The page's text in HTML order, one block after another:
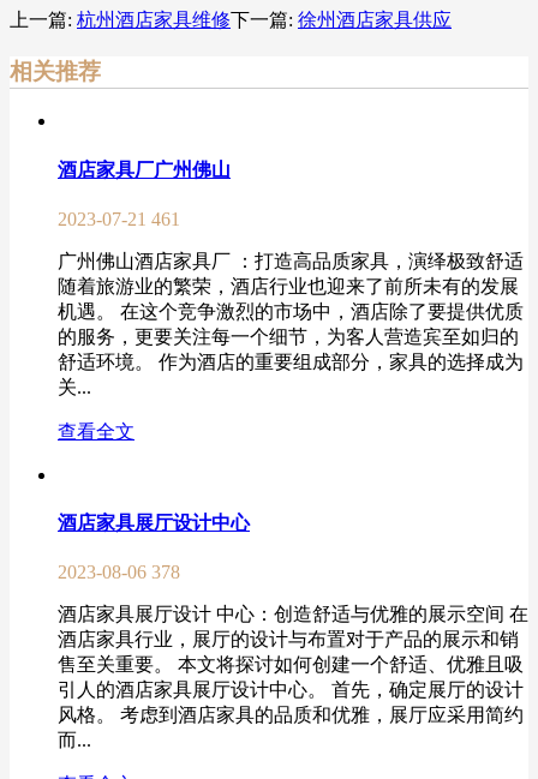
上一篇: 杭州酒店家具维修下一篇: 徐州酒店家具供应
相关推荐
酒店家具厂广州佛山
2023-07-21 461
广州佛山酒店家具厂 ：打造高品质家具，演绎极致舒适
随着旅游业的繁荣，酒店行业也迎来了前所未有的发展
机遇。 在这个竞争激烈的市场中，酒店除了要提供优质
的服务，更要关注每一个细节，为客人营造宾至如归的
舒适环境。 作为酒店的重要组成部分，家具的选择成为
关...
查看全文
酒店家具展厅设计中心
2023-08-06 378
酒店家具展厅设计 中心：创造舒适与优雅的展示空间 在
酒店家具行业，展厅的设计与布置对于产品的展示和销
售至关重要。 本文将探讨如何创建一个舒适、优雅且吸
引人的酒店家具展厅设计中心。 首先，确定展厅的设计
风格。 考虑到酒店家具的品质和优雅，展厅应采用简约
而...